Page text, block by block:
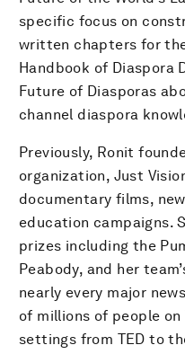
specific focus on
written chapters for
Handbook of Diaspora
Future of Diasporas
channel diaspora
Previously, Ronit
organization, Just
documentary films,
education campaigns.
prizes including the
Peabody, and her
nearly every major
of millions of people
settings from TED to